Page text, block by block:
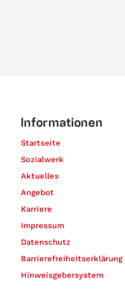
Informationen
Startseite
Sozialwerk
Aktuelles
Angebot
Karriere
Impressum
Datenschutz
Barrierefreiheitserklärung
Hinweisgebersystem